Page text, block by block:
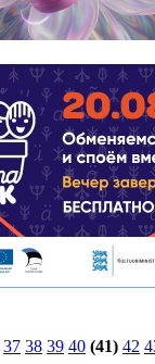
37 38 39 40 (41) 42